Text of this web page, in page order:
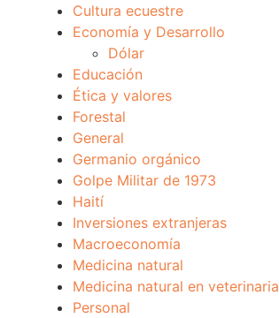
Cultura ecuestre
Economía y Desarrollo
Dólar
Educación
Ética y valores
Forestal
General
Germanio orgánico
Golpe Militar de 1973
Haití
Inversiones extranjeras
Macroeconomía
Medicina natural
Medicina natural en veterinaria
Personal